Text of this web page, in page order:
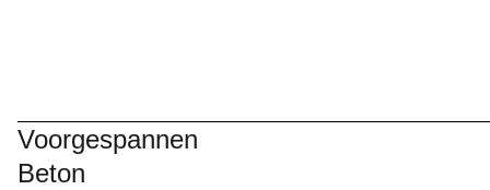
Voorgespannen
Beton